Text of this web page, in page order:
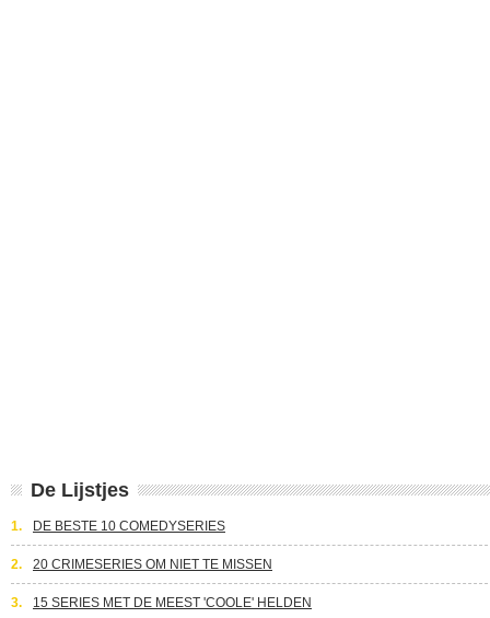
De Lijstjes
1. DE BESTE 10 COMEDYSERIES
2. 20 CRIMESERIES OM NIET TE MISSEN
3. 15 SERIES MET DE MEEST 'COOLE' HELDEN